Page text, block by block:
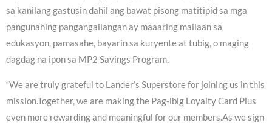
sa kanilang gastusin dahil ang bawat pisong matitipid sa mga
pangunahing pangangailangan ay maaaring mailaan sa
edukasyon, pamasahe, bayarin sa kuryente at tubig, o maging
dagdag na ipon sa MP2 Savings Program.
“We are truly grateful to Lander’s Superstore for joining us in this
mission.Together, we are making the Pag-ibig Loyalty Card Plus
even more rewarding and meaningful for our members.As we sign